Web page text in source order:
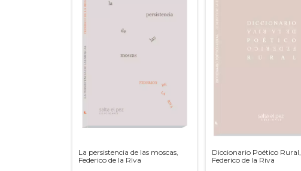
La persistencia de las moscas,
Federico de la RIva
Diccionario Poético Rural,
Federico de la Riva